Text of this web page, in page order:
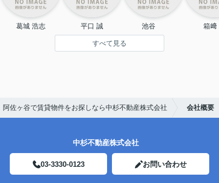
葛城 浩志 平口 誠 池谷 箱
すべて見る
阿佐ヶ谷で賃貸物件をお探しなら中杉不動産株式会社 会社概要
中杉不動産株式会社
03-3330-0123 お問い合わせ